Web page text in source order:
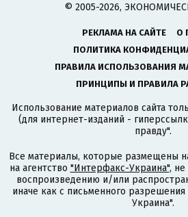
© 2005-2026,
РЕКЛАМА НА САЙТЕ
О
ПОЛИТИКА
ПРАВИЛА ИСПОЛЬЗОВАНИЯ
ПРИНЦИПЫ И ПРАВИЛА
Использование материалов сайта
(для интернет-изданий -
правду".
Все материалы, которые размещены
на агентство "Интерфакс-Украина", не
воспроизведению и/или
иначе как с письменного
Украина".